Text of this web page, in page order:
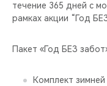
CHERY REMOTE
CHERY И СПОРТ
НАШИ МЕРОПРИЯТИЯ
течение 365 дней с
рамках акции “Год
Пакет «Год БЕЗ
Комплект